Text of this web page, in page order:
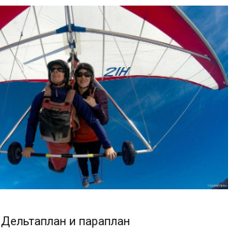
Дельтаплан и параплан